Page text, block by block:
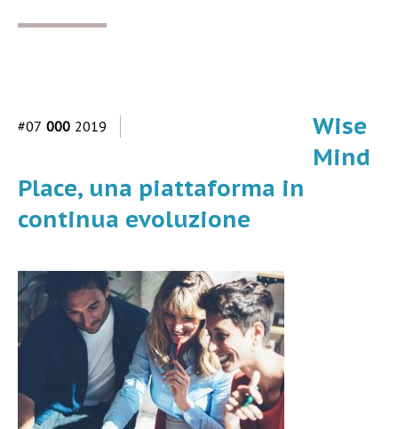
#07 000 2019
Wise
Mind
Place, una piattaforma in
continua evoluzione